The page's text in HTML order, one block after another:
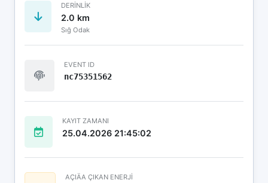
DERINLIK
2.0 km
Sığ Odak
EVENT ID
nc75351562
KAYIT ZAMANI
25.04.2026 21:45:02
AÇIÄA ÇIKAN ENERJİ